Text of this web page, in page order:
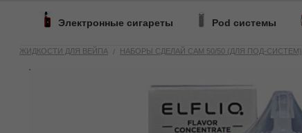
Электронные сигареты Pod системы
ЖИДКОСТИ ДЛЯ ВЕЙПА НАБОРЫ СДЕЛАЙ САМ 50/50 (ДЛЯ ПОД-СИСТЕМ)